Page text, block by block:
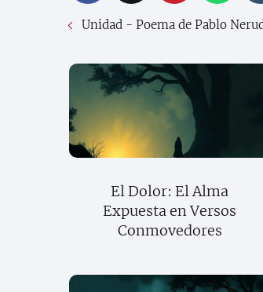
Unidad - Poema de Pablo
El Dolor: El Alma
Expuesta en Versos
Conmovedores